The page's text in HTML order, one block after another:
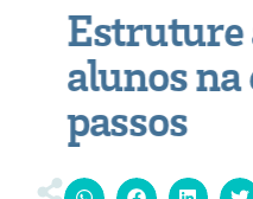
Estruture
alunos na
passos